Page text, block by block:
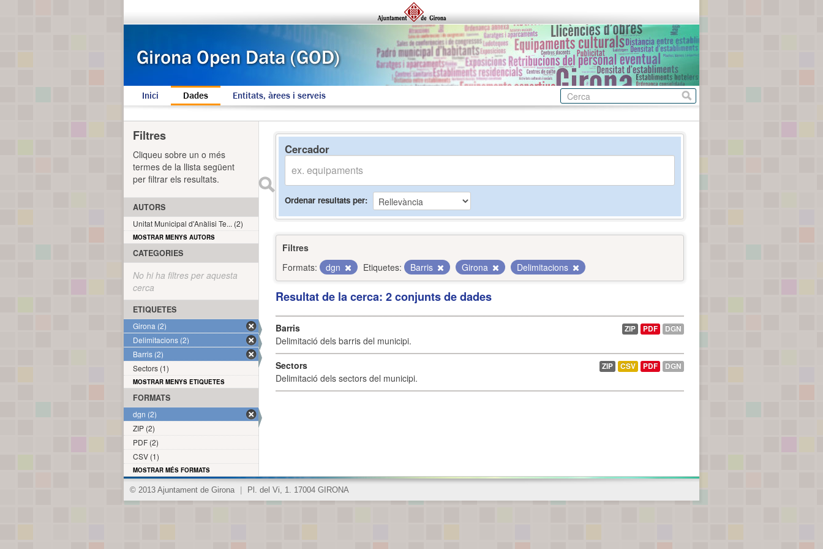
Inici Dades Entitats, àrees i serveis
Cercador
Ordenar resultats per
Filtres
Formats:
dgn Etiquetes: Barris Girona Delimitacions
Resultat de la cerca: 2 conjunts de dades
Barris
Delimitació dels barris del municipi.
ZIP PDF DGN
Sectors
Delimitació dels sectors del municipi.
ZIP CSV PDF DGN
Filtres
Cliqueu sobre un o més
termes de la llista següent
per filtrar els resultats.
AUTORS
Unitat Municipal d'Anàlisi Te... (2)
MOSTRAR MENYS AUTORS
CATEGORIES
No hi ha filtres per aquesta
cerca
ETIQUETES
Girona (2)
Delimitacions (2)
Barris (2)
Sectors (1)
MOSTRAR MENYS ETIQUETES
FORMATS
dgn (2)
ZIP (2)
PDF (2)
CSV (1)
MOSTRAR MÉS FORMATS
© 2013 Ajuntament de Girona Pl. del Vi, 1. 17004 GIRONA